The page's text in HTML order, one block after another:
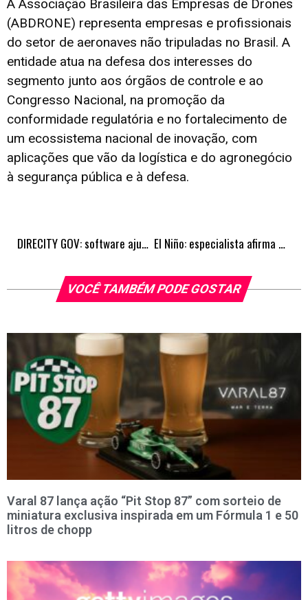
A Associação Brasileira das Empresas de Drones
(ABDRONE) representa empresas e profissionais
do setor de aeronaves não tripuladas no Brasil. A
entidade atua na defesa dos interesses do
segmento junto aos órgãos de controle e ao
Congresso Nacional, na promoção da
conformidade regulatória e no fortalecimento de
um ecossistema nacional de inovação, com
aplicações que vão da logística e do agronegócio
à segurança pública e à defesa.
DIRECITY GOV: software ajuda prefeituras a melhorar a nota no Tribunal de Contas e a encontrar dinheiro para tirar projetos do papel El Niño: especialista afirma que prevenção agora define o tamanho do estrago no Brasil
VOCÊ TAMBÉM PODE GOSTAR
Varal 87 lança ação “Pit Stop 87” com sorteio de
miniatura exclusiva inspirada em um Fórmula 1 e 50
litros de chopp